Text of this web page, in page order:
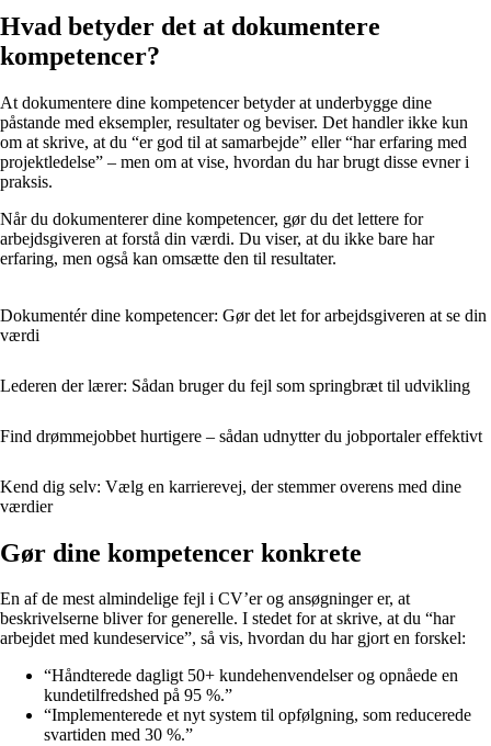
Hvad betyder det at dokumentere
kompetencer?
At dokumentere dine kompetencer betyder at underbygge dine
påstande med eksempler, resultater og beviser. Det handler ikke kun
om at skrive, at du “er god til at samarbejde” eller “har erfaring med
projektledelse” – men om at vise, hvordan du har brugt disse evner i
praksis.
Når du dokumenterer dine kompetencer, gør du det lettere for
arbejdsgiveren at forstå din værdi. Du viser, at du ikke bare har
erfaring, men også kan omsætte den til resultater.
Dokumentér dine kompetencer: Gør det let for arbejdsgiveren at se din
værdi
Lederen der lærer: Sådan bruger du fejl som springbræt til udvikling
Find drømmejobbet hurtigere – sådan udnytter du jobportaler effektivt
Kend dig selv: Vælg en karrierevej, der stemmer overens med dine
værdier
Gør dine kompetencer konkrete
En af de mest almindelige fejl i CV’er og ansøgninger er, at
beskrivelserne bliver for generelle. I stedet for at skrive, at du “har
arbejdet med kundeservice”, så vis, hvordan du har gjort en forskel:
“Håndterede dagligt 50+ kundehenvendelser og opnåede en
kundetilfredshed på 95 %.”
“Implementerede et nyt system til opfølgning, som reducerede
svartiden med 30 %.”